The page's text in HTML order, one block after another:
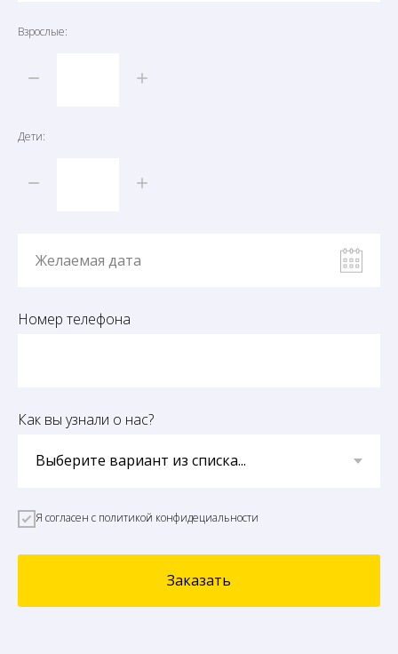
Взрослые:
Дети:
Желаемая дата
Номер телефона
Как вы узнали о нас?
Я согласен с политикой конфидециальности
Заказать